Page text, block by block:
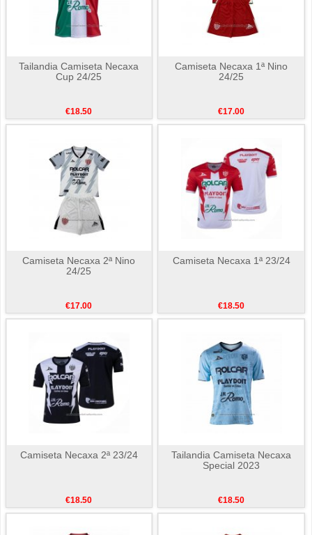
Tailandia Camiseta Necaxa
Cup 24/25
€18.50
Camiseta Necaxa 1ª Nino
24/25
€17.00
Camiseta Necaxa 2ª Nino
24/25
€17.00
Camiseta Necaxa 1ª 23/24
€18.50
Camiseta Necaxa 2ª 23/24
€18.50
Tailandia Camiseta Necaxa
Special 2023
€18.50